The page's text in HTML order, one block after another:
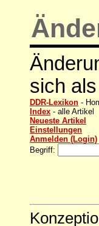
sich
DDR-Lexikon -
Index - alle Artikel
Neueste Artikel
Einstellungen
Anmelden (Login)
Begriff: